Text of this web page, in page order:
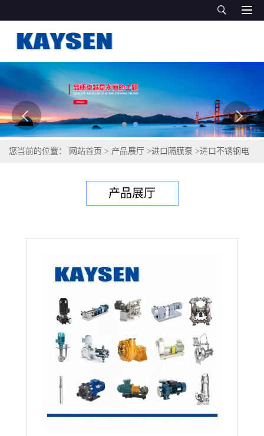
您当前的位置： 网站首页 > 产品展厅 >进口隔膜泵 >进口不锈钢电
产品展厅